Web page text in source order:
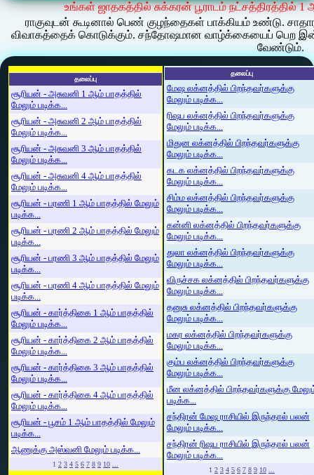
உங்கள் ஜாதகத்தில் சுக்கரன் பூராடம் நட்சத்திரத்தில்
ராகுவுடன் கூடினால் பெண் குழந்தைகள் பாக்கியம் உண்டு.
விவாகத்தைக் கொடுக்கும். சந்தோஷமான வாழ்க்கையைப் பெற
வேண்டும்.
தலைப்பு
சூரியன் - அசுவனி 1 ஆம் பாதத்தில்
மேலும் படிக்க...
சூரியன் - அசுவனி 2 ஆம் பாதத்தில்
மேலும் படிக்க...
சூரியன் - அசுவனி 3 ஆம் பாதத்தில்
மேலும் படிக்க...
சூரியன் - அசுவனி 4 ஆம் பாதத்தில்
மேலும் படிக்க...
சூரியன் - பரணி 1 ஆம் பாதத்தில் மேலும்
படிக்க...
சூரியன் - பரணி 2 ஆம் பாதத்தில் மேலும்
படிக்க...
சூரியன் - பரணி 3 ஆம் பாதத்தில் மேலும்
படிக்க...
சூரியன் - பரணி 4 ஆம் பாதத்தில் மேலும்
படிக்க...
சூரியன் - கார்த்திகை 1 ஆம் பாதத்தில்
மேலும் படிக்க...
சூரியன் - கார்த்திகை 2 ஆம் பாதத்தில்
மேலும் படிக்க...
சூரியன் - கார்த்திகை 3 ஆம் பாதத்தில்
மேலும் படிக்க...
சூரியன் - கார்த்திகை 4 ஆம் பாதத்தில்
மேலும் படிக்க...
சூரியன் - பூசம் 1 ஆம் பாதத்தில் மேலும்
படிக்க...
ஆணுக்கு அஸ்வனி மேலும் படிக்க...
1 2 3 4 5 6 7 8 9 10 ...
தலைப்பு
மேஷ லக்னத்தில் பிறந்தவர்களுக்கு
மேலும் படிக்க...
ரிஷப லக்னத்தில் பிறந்தவர்களுக்கு
மேலும் படிக்க...
மிதுன லக்னத்தில் பிறந்தவர்களுக்கு
மேலும் படிக்க...
கடக லக்னத்தில் பிறந்தவர்களுக்கு
மேலும் படிக்க...
சிம்ம லக்னத்தில் பிறந்தவர்களுக்கு
மேலும் படிக்க...
கன்னி லக்னத்தில் பிறந்தவர்களுக்கு
மேலும் படிக்க...
துலா லக்னத்தில் பிறந்தவர்களுக்கு
மேலும் படிக்க...
விருச்சக லக்னத்தில் பிறந்தவர்களுக்கு
மேலும் படிக்க...
தனுசு லக்னத்தில் பிறந்தவர்களுக்கு
மேலும் படிக்க...
மகர லக்னத்தில் பிறந்தவர்களுக்கு
மேலும் படிக்க...
கும்ப லக்னத்தில் பிறந்தவர்களுக்கு
மேலும் படிக்க...
மீன லக்னத்தில் பிறந்தவர்களுக்கு
படிக்க...
சந்திரன் மேஷ ராசியில் இருந்தால் பலன்
மேலும் படிக்க...
சந்திரன் ரிஷப ராசியில் இருந்தால் பலன்
மேலும் படிக்க...
1 2 3 4 5 6 7 8 9 10 ...